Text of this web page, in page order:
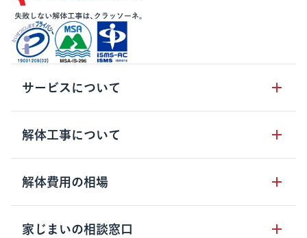
サービスについて
サービスの流れ
サービスのメリット
クラッソーネの自治体連携
解体工事について
解体工事の基礎知識
解体工事に関わる法律
用語集
解体費用の相場
木造住宅の相場
家じまいの相談窓口